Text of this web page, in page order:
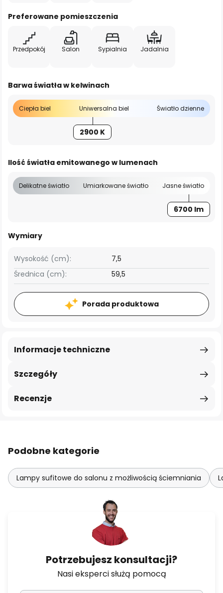
Preferowane pomieszczenia
Przedpokój Salon Sypialnia Jadalnia
Barwa światła w kelwinach
Ciepła biel Uniwersalna biel Światło dzienne
2900 K
Ilość światła emitowanego w lumenach
Delikatne światło Umiarkowane światło Jasne światło
6700 lm
Wymiary
Wysokość (cm):
7,5
Średnica (cm):
59,5
Porada produktowa
Szczegóły
Informacje techniczne
Recenzje
Podobne kategorie
Lampy sufitowe do salonu z możliwością ściemniania
Potrzebujesz konsultacji?
Nasi eksperci służą pomocą